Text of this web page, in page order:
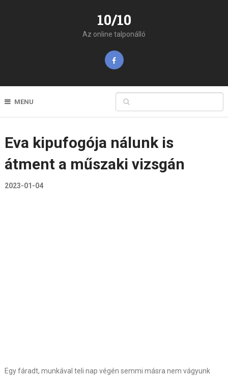
10/10
Az online talponálló
MENU
Eva kipufogója nálunk is
átment a műszaki vizsgán
2023-01-04
Egy fáradt, munkával teli nap végén semmi másra nem vágyunk